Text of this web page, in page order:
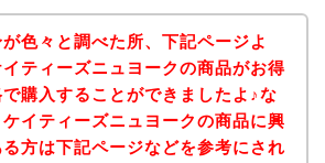
色々と調べた所、下記ページよ
イティーズニュヨークの商品がお得
購入することができましたよ♪な
イティーズニュヨークの商品に興
方は下記ページなどを参考にされ